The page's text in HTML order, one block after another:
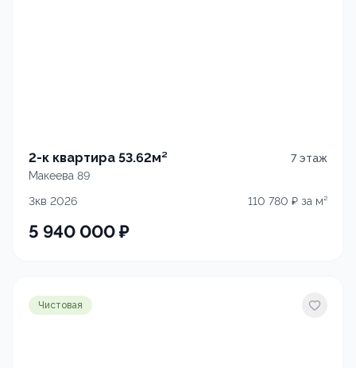
2-к квартира 53.62м² 7этаж
Макеева 89
3кв 2026
110 780 ₽ за м²
5 940 000₽
Чистовая